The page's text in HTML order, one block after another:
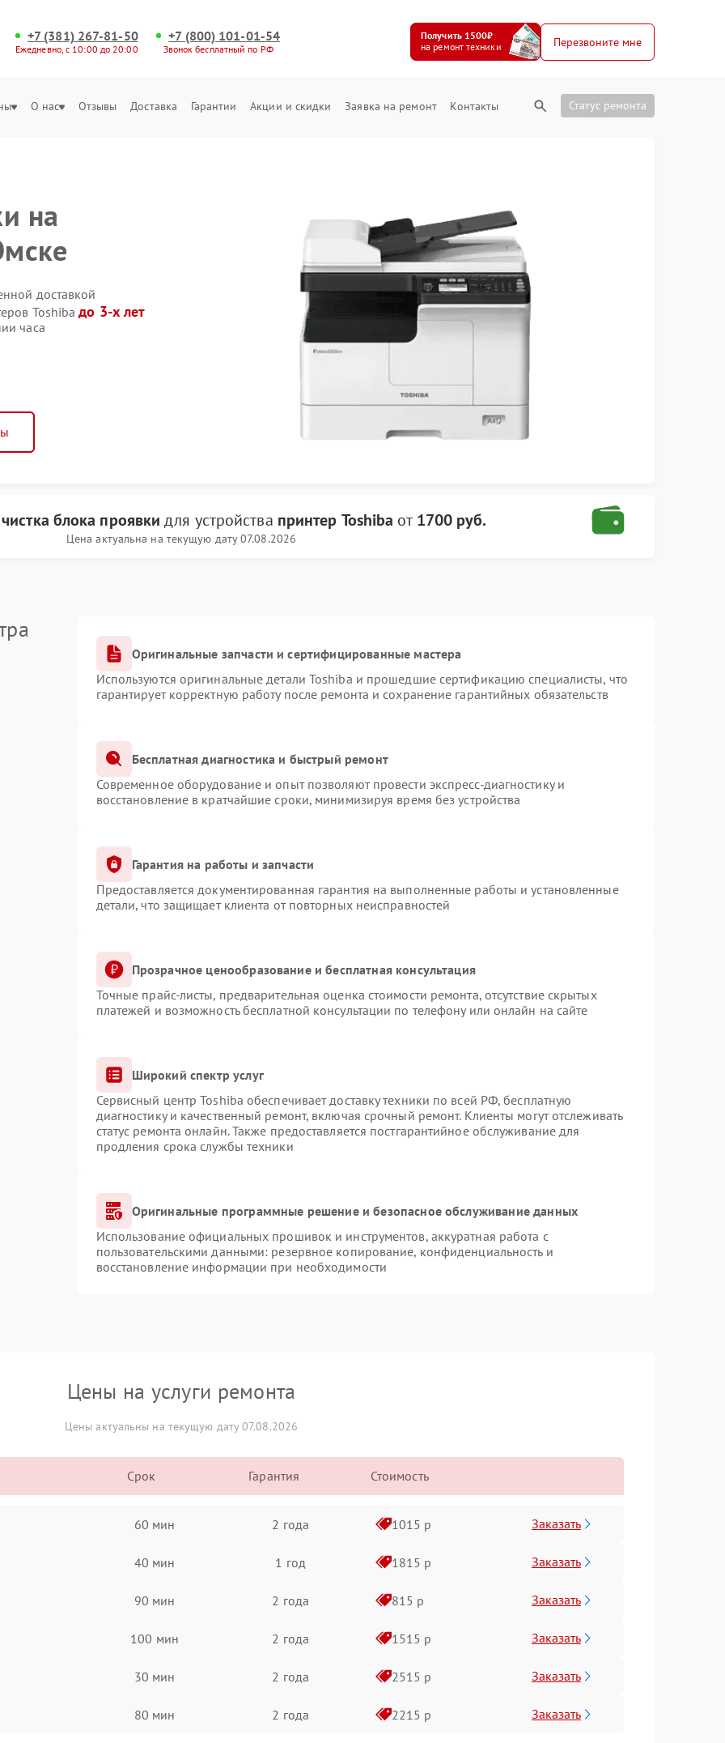
+7 (381) 267-81-50
Ежедневно, с 10:00 до 20:00
+7 (800) 101-01-54
Звонок бесплатный по РФ
Получить 1500₽
на ремонт техники
Перезвоните мне
О нас Отзывы Доставка Гарантии Акции и скидки Заявка на ремонт Контакты Статус ремонта
на
доставкой
Toshibaдо 3-х лет
часа
чистка блока проявки для устройства принтер Toshiba от 1700 руб.
Цена актуальна на текущую дату 07.08.2026
Оригинальные запчасти и сертифицированные мастера
Используются оригинальные детали Toshiba и прошедшие сертификацию специалисты, что
гарантирует корректную работу после ремонта и сохранение гарантийных обязательств
Бесплатная диагностика и быстрый ремонт
Современное оборудование и опыт позволяют провести экспресс-диагностику и
восстановление в кратчайшие сроки, минимизируя время без устройства
Гарантия на работы и запчасти
Предоставляется документированная гарантия на выполненные работы и установленные
детали, что защищает клиента от повторных неисправностей
Прозрачное ценообразование и бесплатная консультация
Точные прайс-листы, предварительная оценка стоимости ремонта, отсутствие скрытых
платежей и возможность бесплатной консультации по телефону или онлайн на сайте
Широкий спектр услуг
Сервисный центр Toshiba обеспечивает доставку техники по всей РФ, бесплатную
диагностику и качественный ремонт, включая срочный ремонт. Клиенты могут отслеживать
статус ремонта онлайн. Также предоставляется постгарантийное обслуживание для
продления срока службы техники
Оригинальные программные решение и безопасное обслуживание данных
Использование официальных прошивок и инструментов, аккуратная работа с
пользовательскими данными: резервное копирование, конфиденциальность и
восстановление информации при необходимости
Цены на услуги ремонта
Цены актуальны на текущую дату 07.08.2026
Срок Гарантия Стоимость
60 мин 2 года 1015 р Заказать
40 мин 1 год 1815 р Заказать
90 мин 2 года 815 р Заказать
100 мин 2 года 1515 р Заказать
30 мин 2 года 2515 р Заказать
80 мин 2 года 2215 р Заказать